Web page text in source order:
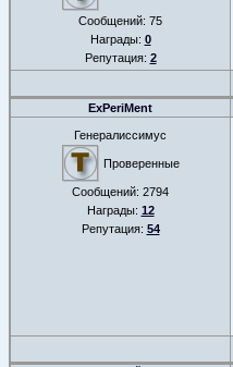
Сообщений: 75
Награды: 0
Репутация: 2
ExPeriMent
Генералиссимус
Проверенные
Сообщений: 2794
Награды: 12
Репутация: 54